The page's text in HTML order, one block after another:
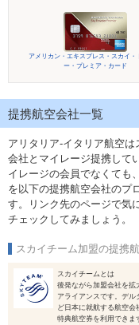
アメリカン・エキスプレス・スカイ・
ー・プレミア・カード
提携航空会社一覧
アリタリア-イタリア航空
会社とマイレージ提携して
イレージの会員でなくても
を以下の提携航空会社のプ
す。リンク先のページで気
チェックしてみましょう。
スカイチーム加盟の提携
スカイチームとは
後発ながら加盟会社を拡
アライアンスです。デ
ど日本に就航する航空
特典航空券を利用できま